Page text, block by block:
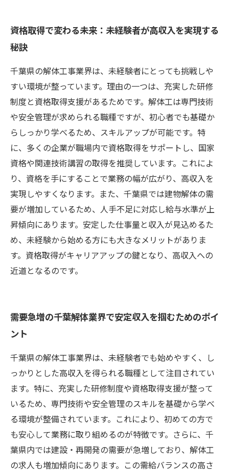
資格取得で変わる未来：未経験者が高収入を実現する
秘訣
千葉県の解体工事業界は、未経験者にとっても挑戦しや
すい環境が整っています。理由の一つは、充実した研修
制度と資格取得支援があるためです。解体工は専門技術
や安全管理が求められる職種ですが、初心者でも基礎か
らしっかり学べるため、スキルアップが可能です。特
に、多くの企業が職場内で資格取得をサポートし、国家
資格や関連技術講習の取得を推奨しています。これによ
り、資格を手にすることで業務の幅が広がり、高収入を
実現しやすくなります。また、千葉県では建物解体の需
要が増加しているため、人手不足に対応し給与水準が上
昇傾向にあります。安定した仕事量と収入が見込めるた
め、未経験から始める方にも大きなメリットがありま
す。資格取得がキャリアアップの鍵となり、高収入への
近道となるのです。
需要急増の千葉解体業界で安定収入を掴むためのポイ
ント
千葉県の解体工事業界は、未経験者でも始めやすく、し
っかりとした高収入を得られる職種として注目されてい
ます。特に、充実した研修制度や資格取得支援が整って
いるため、専門技術や安全管理のスキルを基礎から学べ
る環境が整備されています。これにより、初めての方で
も安心して業務に取り組めるのが特徴です。さらに、千
葉県内では建設・再開発の需要が急増しており、解体工
の求人も増加傾向にあります。この需給バランスの高さ